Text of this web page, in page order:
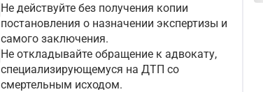
Не действуйте без получения копии
постановления о назначении экспертизы и
самого заключения.
Не откладывайте обращение к адвокату,
специализирующемуся на ДТП со
смертельным исходом.